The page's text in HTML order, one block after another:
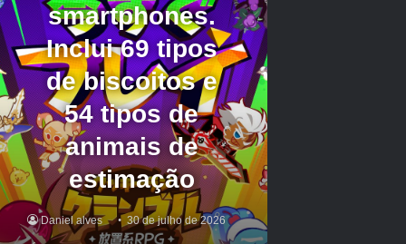
com gamepad e um modo de foto aprimorado.
O jogo já está disponível noGoogle Play
Storetanto comoversão gratuita para testar e
comprare uma compra completa por $ 9,99.
Antes de sair, leia nossas novidades sobre
Logistics Meets Fun no Parcel Delivery
Simulator no Android.
Créditos Autor